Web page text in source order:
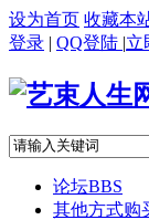
设为首页 收藏本
登录 | QQ登陆 |立
论坛BBS
其他方式购